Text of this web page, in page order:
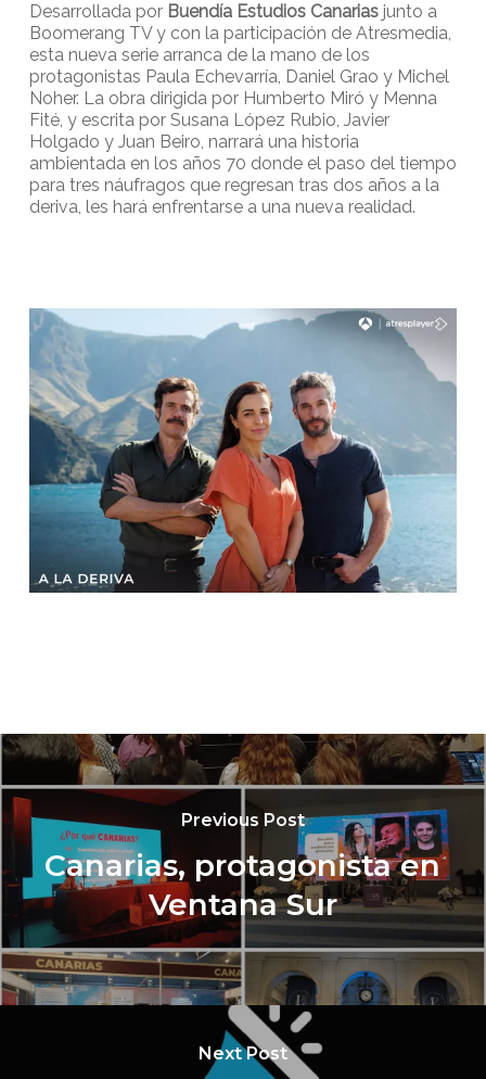
Desarrollada por Buendía Estudios Canariasjunto a
Boomerang TV y con la participación de Atresmedia,
esta nueva serie arranca de la mano de los
protagonistas Paula Echevarría, Daniel Grao y Michel
Noher. La obra dirigida por Humberto Miró y Menna
Fité, y escrita por Susana López Rubio, Javier
Holgado y Juan Beiro, narrará una historia
ambientada en los años 70 donde el paso del tiempo
para tres náufragos que regresan tras dos años a la
deriva, les hará enfrentarse a una nueva realidad.
Previous Post
Canarias, protagonista en
Ventana Sur
Next Post